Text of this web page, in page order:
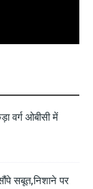
वर्ग ओबीसी में
सबूत,निशाने पर